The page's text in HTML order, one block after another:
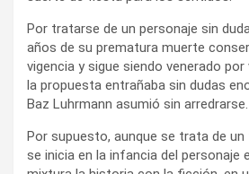
Por tratarse de un personaje sin
años de su prematura muerte
vigencia y sigue siendo venerado
la propuesta entrañaba sin dudas
Baz Luhrmann asumió sin arredrarse.
Por supuesto, aunque se trata de
se inicia en la infancia del personaje